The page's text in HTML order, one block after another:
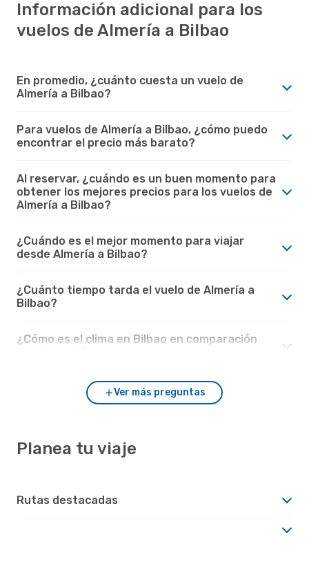
Información adicional para los
vuelos de Almería a Bilbao
En promedio, ¿cuánto cuesta un vuelo de
Almería a Bilbao?
Para vuelos de Almería a Bilbao, ¿cómo puedo
encontrar el precio más barato?
Al reservar, ¿cuándo es un buen momento para
obtener los mejores precios para los vuelos de
Almería a Bilbao?
¿Cuándo es el mejor momento para viajar
desde Almería a Bilbao?
¿Cuánto tiempo tarda el vuelo de Almería a
Bilbao?
¿Cómo es el clima en Bilbao en comparación
Ver más preguntas
Planea tu viaje
Rutas destacadas